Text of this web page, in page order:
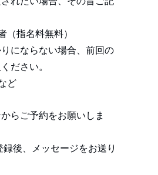
（指名料無料）
にならない場合、前回の
ださい。
ど
らご予約をお願いしま
録後、メッセージをお送り